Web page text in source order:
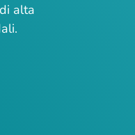
alta